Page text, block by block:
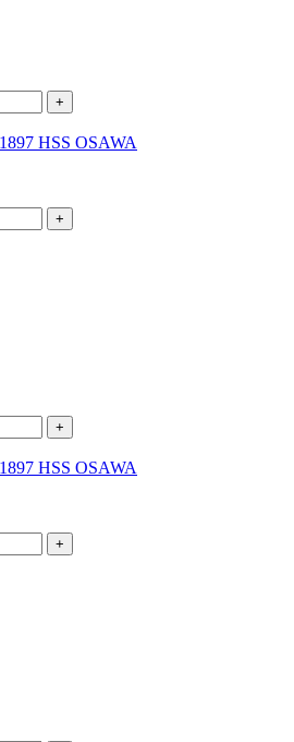
+
HSS OSAWA
+
+
HSS OSAWA
+